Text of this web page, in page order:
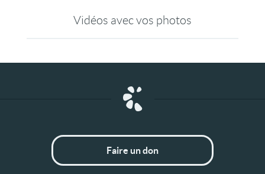
Vidéos avec vos photos
Faire un don